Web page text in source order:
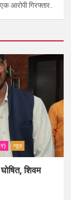
आरोपी गिरफ्तार..
न्यूज़
घोषित, शिवम